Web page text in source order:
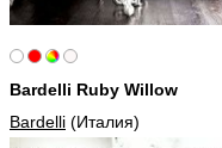
Bardelli Ruby Willow
Bardelli (Италия)